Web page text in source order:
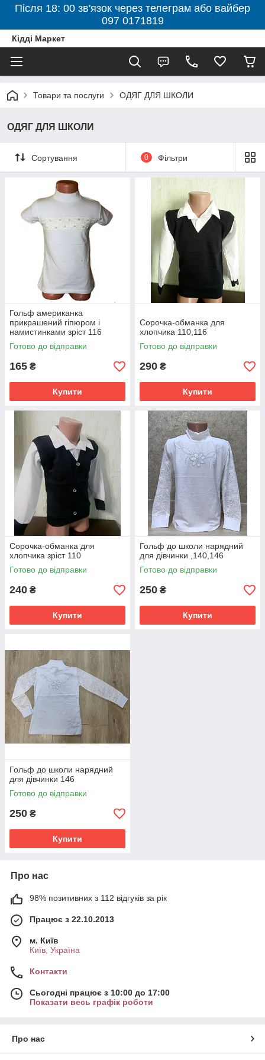
Після 18: 00 зв'язок через телеграм або вайбер
097 0171819
Кідді Маркет
Товари та послуги ОДЯГ ДЛЯ ШКОЛИ
ОДЯГ ДЛЯ ШКОЛИ
Сортування 0 Фільтри
Гольф американка
прикрашений гіпюром і
намистинками зріст 116
Готово до відправки
165 ₴
Купити
Сорочка-обманка для
хлопчика 110,116
Готово до відправки
290 ₴
Купити
Сорочка-обманка для
хлопчика зріст 110
Готово до відправки
240 ₴
Купити
Гольф до школи нарядний
для дівчинки ,140,146
Готово до відправки
250 ₴
Купити
Гольф до школи нарядний
для дівчинки 146
Готово до відправки
250 ₴
Купити
Про нас
98% позитивних з 112 відгуків за рік
Працює з 22.10.2013
м. Київ
Київ, Україна
Контакти
Сьогодні працює з 10:00 до 17:00
Показати весь графік роботи
Про нас